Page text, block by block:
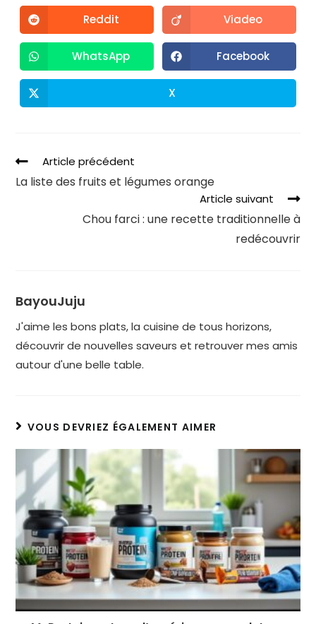
Reddit Viadeo
WhatsApp Facebook
X
Article précédent
La liste des fruits et légumes orange
Article suivant
Chou farci : une recette traditionnelle à
redécouvrir
BayouJuju
J'aime les bons plats, la cuisine de tous horizons,
découvrir de nouvelles saveurs et retrouver mes amis
autour d'une belle table.
VOUS DEVRIEZ ÉGALEMENT AIMER